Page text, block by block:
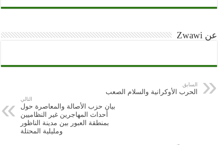
عن Zwawi
السابق
الحرب الأوكرانية والسلام الصعب
التالي
بيان حزب الأصالة والمعاصرة حول
أحداث المهاجرين غير النظاميين
بمنطقة العبور بين مدينة الناظور
ومليلية المحتلة